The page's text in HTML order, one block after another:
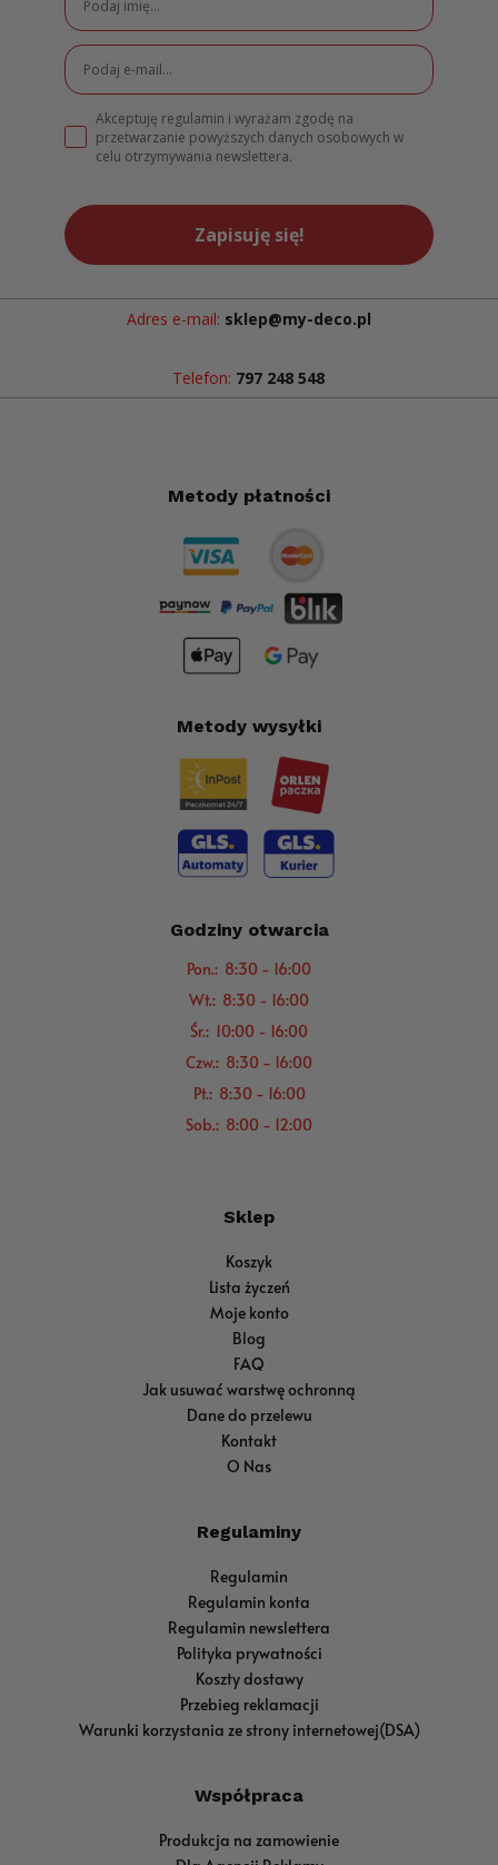
Akceptuję regulamin i wyrażam zgodę na
przetwarzanie powyższych danych osobowych w
celu otrzymywania newslettera.
Zapisuję się!
Adres e-mail: sklep@my-deco.pl
Telefon: 797 248 548
Metody płatności
Metody wysyłki
Godziny otwarcia
Pon.: 8:30 - 16:00
Wt.: 8:30 - 16:00
Śr.: 10:00 - 16:00
Czw.: 8:30 - 16:00
Pt.: 8:30 - 16:00
Sob.: 8:00 - 12:00
Sklep
Koszyk
Lista życzeń
Moje konto
Blog
FAQ
Jak usuwać warstwę ochronną
Dane do przelewu
Kontakt
O Nas
Regulaminy
Regulamin
Regulamin konta
Regulamin newslettera
Polityka prywatności
Koszty dostawy
Przebieg reklamacji
Warunki korzystania ze strony internetowej(DSA)
Współpraca
Produkcja na zamowienie